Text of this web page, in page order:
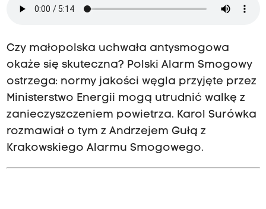
Czy małopolska uchwała antysmogowa
okaże się skuteczna? Polski Alarm Smogowy
ostrzega: normy jakości węgla przyjęte przez
Ministerstwo Energii mogą utrudnić walkę z
zanieczyszczeniem powietrza. Karol Surówka
rozmawiał o tym z Andrzejem Gułą z
Krakowskiego Alarmu Smogowego.